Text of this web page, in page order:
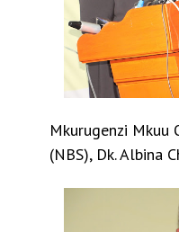
Mkurugenzi Mkuu
(NBS), Dk. Albina